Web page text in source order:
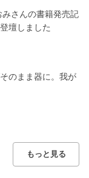
みさんの書籍発売記
壇しました
そのまま器に。我が
もっと見る